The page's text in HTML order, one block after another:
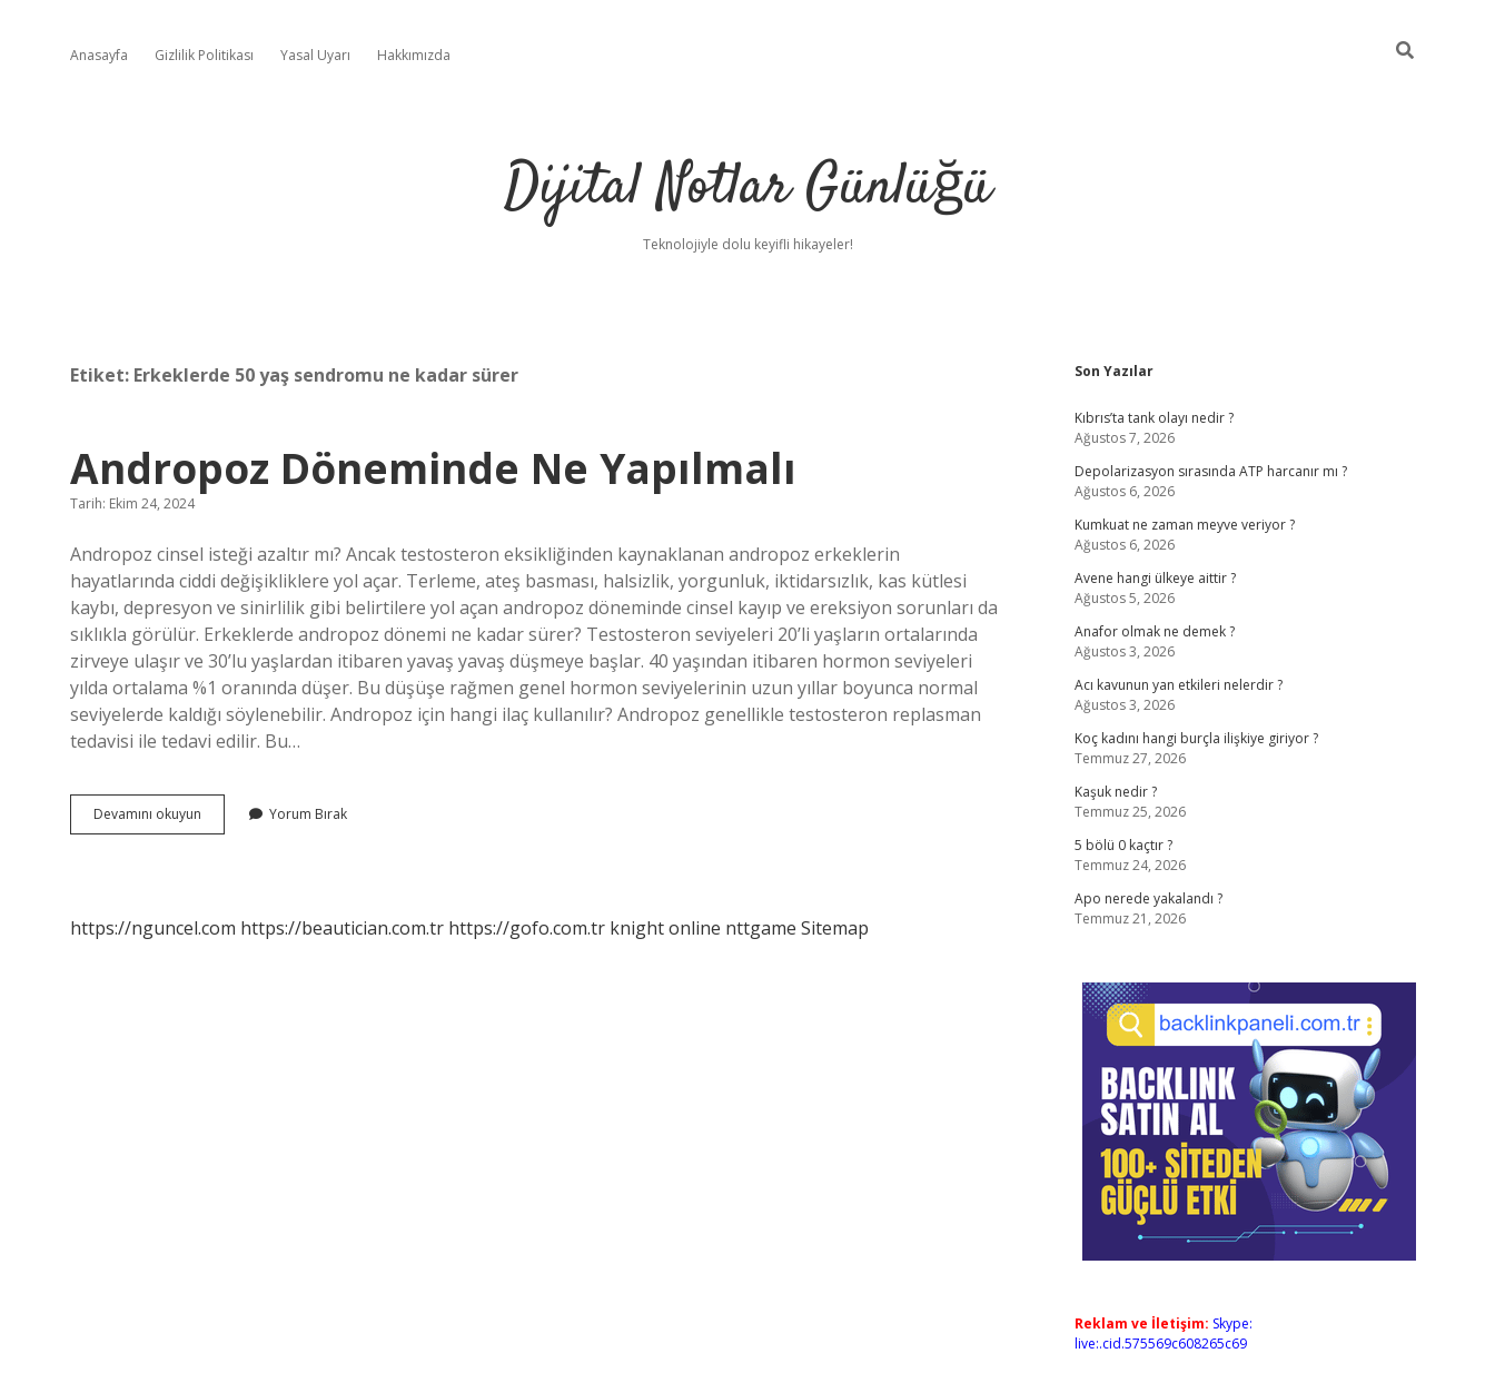
Anasayfa Gizlilik Politikası Yasal Uyarı Hakkımızda
Dijital Notlar Günlüğü
Teknolojiyle dolu keyifli hikayeler!
Etiket: Erkeklerde 50 yaş sendromu ne kadar sürer
Andropoz Döneminde Ne Yapılmalı
Tarih: Ekim 24, 2024
Andropoz cinsel isteği azaltır mı? Ancak testosteron eksikliğinden kaynaklanan andropoz erkeklerin
hayatlarında ciddi değişikliklere yol açar. Terleme, ateş basması, halsizlik, yorgunluk, iktidarsızlık, kas kütlesi
kaybı, depresyon ve sinirlilik gibi belirtilere yol açan andropoz döneminde cinsel kayıp ve ereksiyon sorunları da
sıklıkla görülür. Erkeklerde andropoz dönemi ne kadar sürer? Testosteron seviyeleri 20’li yaşların ortalarında
zirveye ulaşır ve 30’lu yaşlardan itibaren yavaş yavaş düşmeye başlar. 40 yaşından itibaren hormon seviyeleri
yılda ortalama %1 oranında düşer. Bu düşüşe rağmen genel hormon seviyelerinin uzun yıllar boyunca normal
seviyelerde kaldığı söylenebilir. Andropoz için hangi ilaç kullanılır? Andropoz genellikle testosteron replasman
tedavisi ile tedavi edilir. Bu…
Devamını okuyun Andropoz
Döneminde
Yorum Bırak
https://nguncel.com https://beautician.com.tr https://gofo.com.tr knight online nttgame Sitemap
Sidebar
Son Yazılar
Kıbrıs’ta tank olayı nedir ?
Ağustos 7, 2026
Depolarizasyon sırasında ATP harcanır mı ?
Ağustos 6, 2026
Kumkuat ne zaman meyve veriyor ?
Ağustos 6, 2026
Avene hangi ülkeye aittir ?
Ağustos 5, 2026
Anafor olmak ne demek ?
Ağustos 3, 2026
Acı kavunun yan etkileri nelerdir ?
Ağustos 3, 2026
Koç kadını hangi burçla ilişkiye giriyor ?
Temmuz 27, 2026
Kaşuk nedir ?
Temmuz 25, 2026
5 bölü 0 kaçtır ?
Temmuz 24, 2026
Apo nerede yakalandı ?
Temmuz 21, 2026
Reklam ve İletişim: Skype:
live:.cid.575569c608265c69